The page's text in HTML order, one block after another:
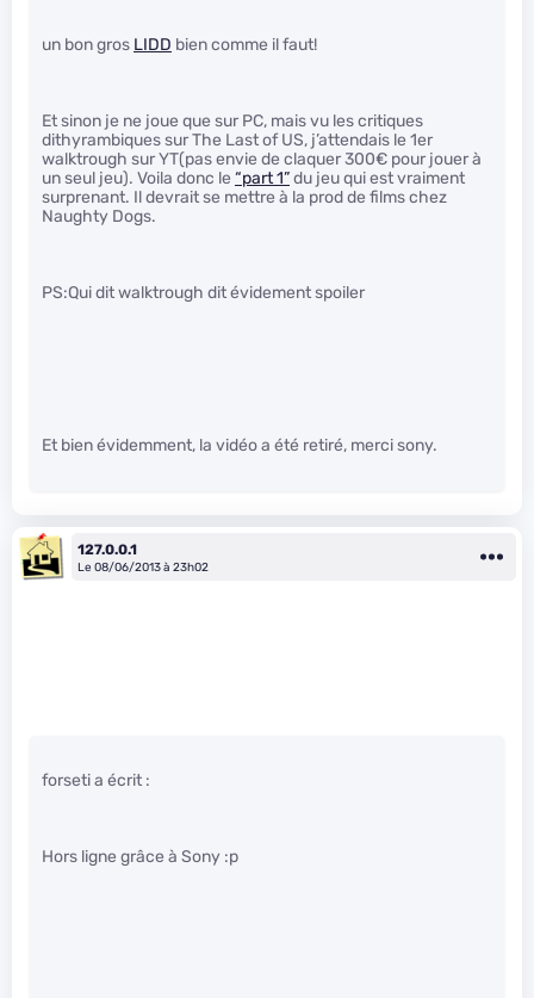
un bon gros LIDD bien comme il faut!
Et sinon je ne joue que sur PC, mais vu les critiques
dithyrambiques sur The Last of US, j’attendais le 1er
walktrough sur YT(pas envie de claquer 300€ pour jouer à
un seul jeu). Voila donc le “part 1”du jeu qui est vraiment
surprenant. Il devrait se mettre à la prod de films chez
Naughty Dogs.
PS:Qui dit walktrough dit évidement spoiler
Et bien évidemment, la vidéo a été retiré, merci sony.
127.0.0.1
Le 08/06/2013 à 23h02
forseti a écrit :
Hors ligne grâce à Sony :p